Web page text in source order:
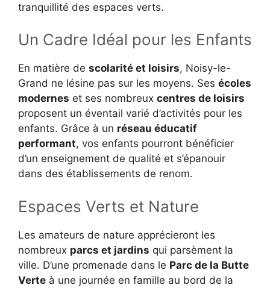
tranquillité des espaces verts.
Un Cadre Idéal pour les Enfants
En matière de scolarité et loisirs, Noisy-le-
Grand ne lésine pas sur les moyens. Ses écoles
modernes et ses nombreux centres de loisirs
proposent un éventail varié d’activités pour les
enfants. Grâce à un réseau éducatif
performant, vos enfants pourront bénéficier
d’un enseignement de qualité et s’épanouir
dans des établissements de renom.
Espaces Verts et Nature
Les amateurs de nature apprécieront les
nombreux parcs et jardins qui parsèment la
ville. D’une promenade dans le Parc de la Butte
Verte à une journée en famille au bord de la